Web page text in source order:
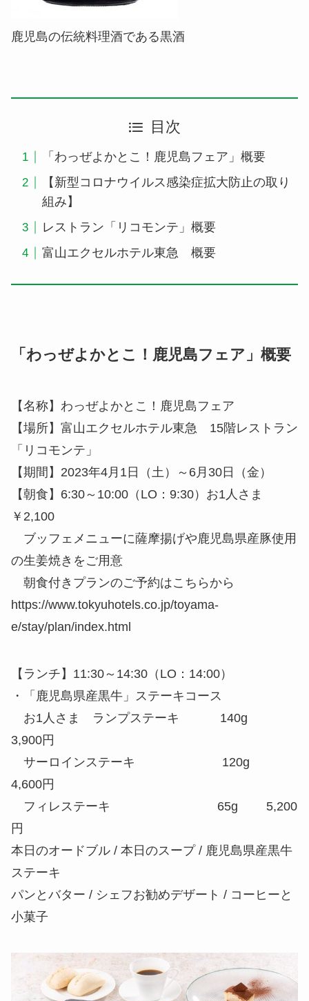
鹿児島の伝統料理酒である黒酒
目次
​「わっぜよかとこ！鹿児島フェア」概要
【新型コロナウイルス感染症拡大防止の取り
組み】
レストラン「リコモンテ」概要
富山エクセルホテル東急 概要
​「わっぜよかとこ！鹿児島フェア」概要
【名称】わっぜよかとこ！鹿児島フェア
【場所】富山エクセルホテル東急 15階レストラン
「リコモンテ」
【期間】2023年4月1日（土）～6月30日（金）
【朝食】6:30～10:00（LO：9:30）お1人さま
￥2,100
ブッフェメニューに薩摩揚げや鹿児島県産豚使用
の生姜焼きをご用意
朝食付きプランのご予約はこちらから
https://www.tokyuhotels.co.jp/toyama-
e/stay/plan/index.html
【ランチ】11:30～14:30（LO：14:00）
・「鹿児島県産黒牛」ステーキコース
お1人さま ランプステーキ 140g
3,900円
サーロインステーキ 120g
4,600円
フィレステーキ 65g 5,200
円
本日のオードブル / 本日のスープ / 鹿児島県産黒牛
ステーキ
パンとバター / シェフお勧めデザート / コーヒーと
小菓子